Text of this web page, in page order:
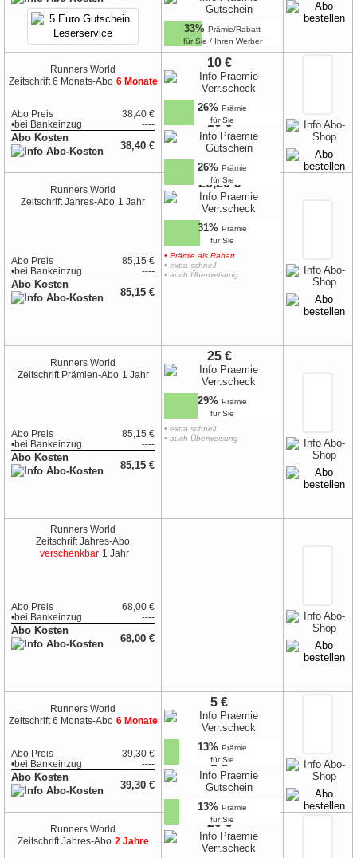
33% Prämie/Rabatt
für Sie / Ihren Werber
Runners World
Zeitschrift 6 Monats-Abo 6 Monate
Abo Preis
38,40 €
•bei Bankeinzug ----
Abo Kosten
38,40 €
10 €
26% Prämie
für Sie
10 €
26% Prämie
für Sie
Runners World
Zeitschrift Jahres-Abo 1 Jahr
Abo Preis
85,15 €
•bei Bankeinzug ----
Abo Kosten
85,15 €
26,20 €
31% Prämie
für Sie
• Prämie als Rabatt
• extra schnell
• auch Überweisung
Runners World
Zeitschrift Prämien-Abo 1 Jahr
Abo Preis
85,15 €
•bei Bankeinzug ----
Abo Kosten
85,15 €
25 €
29% Prämie
für Sie
• extra schnell
• auch Überweisung
Runners World
Zeitschrift Jahres-Abo
verschenkbar 1 Jahr
Abo Preis
68,00 €
•bei Bankeinzug ----
Abo Kosten
68,00 €
Runners World
Zeitschrift 6 Monats-Abo 6 Monate
Abo Preis
39,30 €
•bei Bankeinzug ----
Abo Kosten
39,30 €
5 €
13% Prämie
für Sie
5 €
13% Prämie
für Sie
Runners World
Zeitschrift Jahres-Abo 2 Jahre
20 €